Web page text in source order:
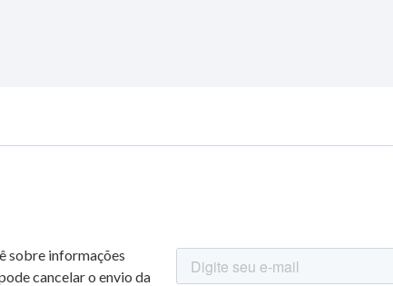
sobre informações
cancelar o envio da